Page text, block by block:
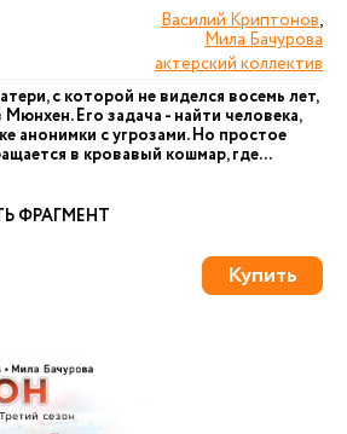
Василий Криптонов,
Мила Бачурова
актерский коллектив
с которой не виделся восемь лет,
Его задача - найти человека,
анонимки с угрозами. Но простое
в кровавый кошмар, где...
ФРАГМЕНТ
Купить